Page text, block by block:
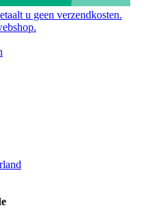
u geen verzendkosten.